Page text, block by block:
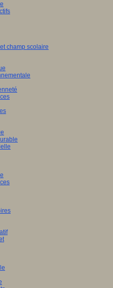
champ scolaire